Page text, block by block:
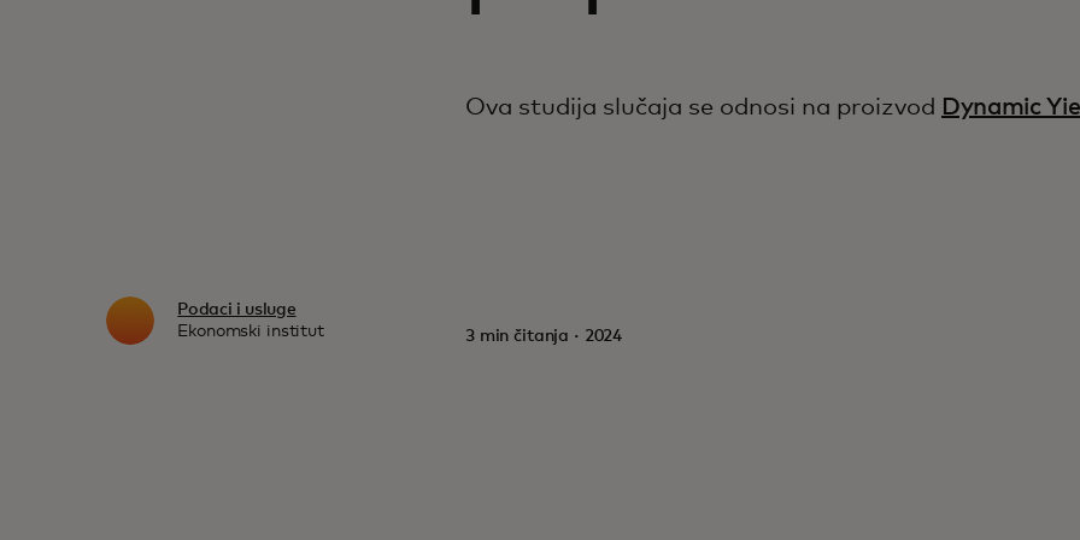
Ova studija slučaja se odnosi na proizvod Dynamic
Podaci i usluge
Ekonomski institut
3 min čitanja · 2024